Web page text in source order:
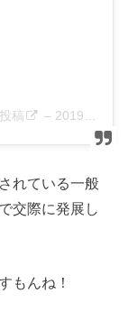
稿 – 2019年10月月20日午前3時37分PDT
れている一般
交際に発展し
もんね！